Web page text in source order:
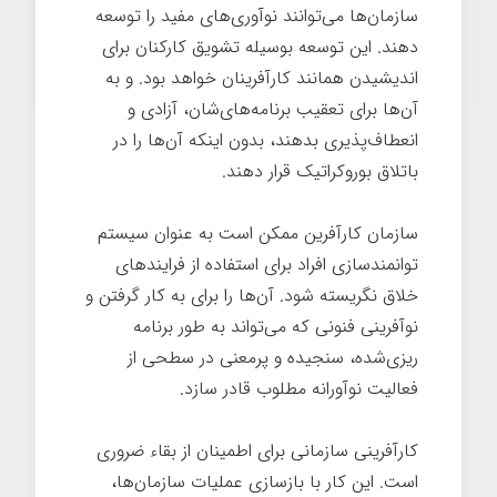
سازمان­‌ها می­‌توانند نوآوری­‌های مفید را توسعه
دهند. این توسعه بوسیله تشویق کارکنان برای
اندیشیدن همانند کارآفرینان خواهد بود. و به
آن‌ها برای تعقیب برنامه­‌های‌شان، آزادی و
انعطاف­‌پذیری بدهند، بدون اینکه آن‌ها را در
باتلاق بوروکراتیک قرار دهند.
سازمان کارآفرین ممکن است به عنوان سیستم
توانمندسازی افراد برای استفاده از فرایندهای
خلاق نگریسته شود. آن‌ها را برای به کار گرفتن و
نوآفرینی فنونی که می­‌تواند به طور برنامه­‌
ریزی‌شده، سنجیده و پرمعنی در سطحی از
فعالیت نوآورانه مطلوب قادر سازد.
کارآفرینی سازمانی برای اطمینان از بقاء ضروری
است. این کار با بازسازی عملیات سازمان­‌ها،